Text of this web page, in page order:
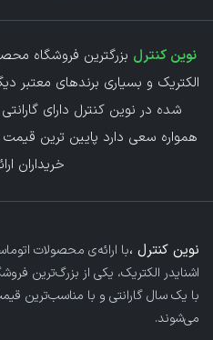
نوین کنترل بزرگترین فروشگاه
الکتریک و بسیاری برندهای معتبر
شده در نوین کنترل دارای
همواره سعی دارد پایین ترین
خریداران
نوین کنترل ،با ارائه‌ی محصولات
اشنایدر الکتریک، یکی از بزرگ‌ترین
با یک سال گارانتی و با مناسب‌ترین
می‌شوند.